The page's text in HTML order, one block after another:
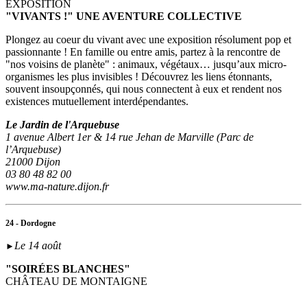
EXPOSITION
"VIVANTS !" UNE AVENTURE COLLECTIVE
Plongez au coeur du vivant avec une exposition résolument pop et
passionnante ! En famille ou entre amis, partez à la rencontre de
"nos voisins de planète" : animaux, végétaux… jusqu’aux micro-
organismes les plus invisibles ! Découvrez les liens étonnants,
souvent insoupçonnés, qui nous connectent à eux et rendent nos
existences mutuellement interdépendantes.
Le Jardin de l'Arquebuse
1 avenue Albert 1er & 14 rue Jehan de Marville (Parc de
l’Arquebuse)
21000 Dijon
03 80 48 82 00
www.ma-nature.dijon.fr
24 - Dordogne
► Le 14 août
"SOIRÉES BLANCHES"
CHÂTEAU DE MONTAIGNE